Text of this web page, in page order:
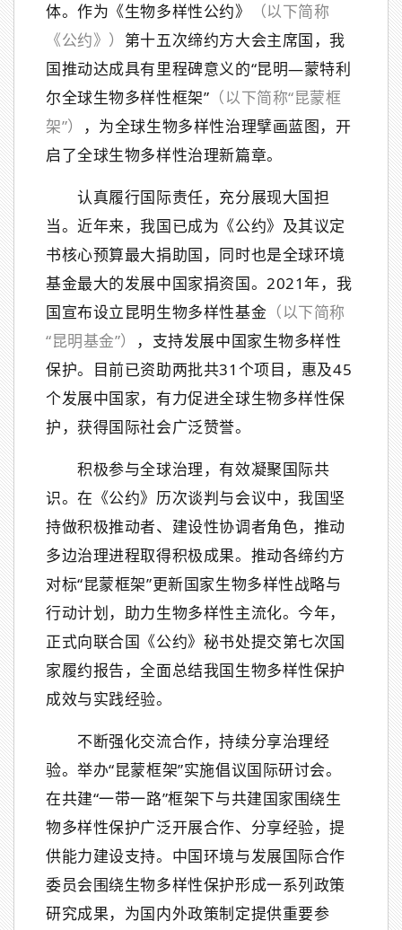
体。作为《生物多样性公约》
（以下简称
《公约》） 第十五次缔约方大会主席国，我
国推动达成具有里程碑意义的“昆明—蒙特利
尔全球生物多样性框架” （以下简称“昆蒙框
架”）
，为全球生物多样性治理擘画蓝图，开
启了全球生物多样性治理新篇章。
认真履行国际责任，充分展现大国担
当。近年来，我国已成为《公约》及其议定
书核心预算最大捐助国，同时也是全球环境
基金最大的发展中国家捐资国。2021年，我
国宣布设立昆明生物多样性基金 （以下简称
“昆明基金”）
，支持发展中国家生物多样性
保护。目前已资助两批共31个项目，惠及45
个发展中国家，有力促进全球生物多样性保
护，获得国际社会广泛赞誉。
积极参与全球治理，有效凝聚国际共
识。在《公约》历次谈判与会议中，我国坚
持做积极推动者、建设性协调者角色，推动
多边治理进程取得积极成果。推动各缔约方
对标“昆蒙框架”更新国家生物多样性战略与
行动计划，助力生物多样性主流化。今年，
正式向联合国《公约》秘书处提交第七次国
家履约报告，全面总结我国生物多样性保护
成效与实践经验。
不断强化交流合作，持续分享治理经
验。举办“昆蒙框架”实施倡议国际研讨会。
在共建“一带一路”框架下与共建国家围绕生
物多样性保护广泛开展合作、分享经验，提
供能力建设支持。中国环境与发展国际合作
委员会围绕生物多样性保护形成一系列政策
研究成果，为国内外政策制定提供重要参